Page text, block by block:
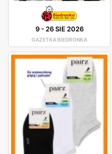
9-26 SIE 2026
GAZETKA BIEDRONKA